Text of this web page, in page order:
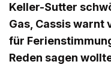
Keller-Sutter
Gas, Cassis
für
Reden sagen